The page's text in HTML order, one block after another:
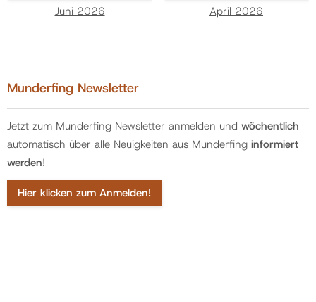
Juni 2026 April 2026
Munderfing Newsletter
Jetzt zum Munderfing Newsletter anmelden und wöchentlich
automatisch über alle Neuigkeiten aus Munderfing informiert
werden!
Hier klicken zum Anmelden!